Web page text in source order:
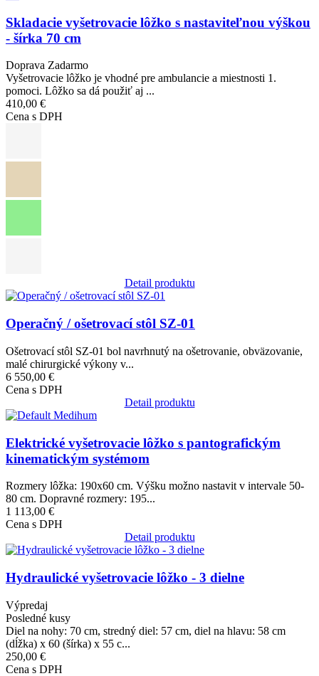
Skladacie vyšetrovacie lôžko s nastaviteľnou výškou
- šírka 70 cm
Doprava Zadarmo
Vyšetrovacie lôžko je vhodné pre ambulancie a miestnosti 1.
pomoci. Lôžko sa dá použiť aj ...
410,00 €
Cena s DPH
Detail produktu
Obrázok
Operačný / ošetrovací stôl SZ-01
Ošetrovací stôl SZ-01 bol navrhnutý na ošetrovanie, obväzovanie,
malé chirurgické výkony v...
6 550,00 €
Cena s DPH
Detail produktu
Obrázok
Elektrické vyšetrovacie lôžko s pantografickým
kinematickým systémom
Rozmery lôžka: 190x60 cm. Výšku možno nastavit v intervale 50-
80 cm. Dopravné rozmery: 195...
1 113,00 €
Cena s DPH
Detail produktu
Obrázok
Hydraulické vyšetrovacie lôžko - 3 dielne
Výpredaj
Posledné kusy
Diel na nohy: 70 cm, stredný diel: 57 cm, diel na hlavu: 58 cm
(dĺžka) x 60 (šírka) x 55 c...
250,00 €
Cena s DPH